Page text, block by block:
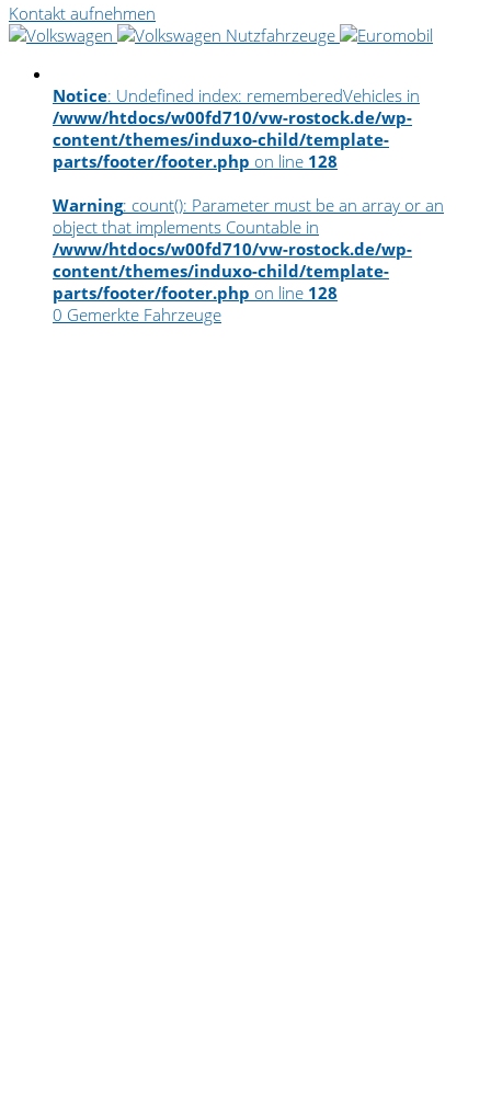
Kontakt aufnehmen
Notice: Undefined index: rememberedVehicles in
/www/htdocs/w00fd710/vw-rostock.de/wp-
content/themes/induxo-child/template-
parts/footer/footer.php on line 128
Warning: count(): Parameter must be an array or an
object that implements Countable in
/www/htdocs/w00fd710/vw-rostock.de/wp-
content/themes/induxo-child/template-
parts/footer/footer.php on line 128
0 Gemerkte Fahrzeuge